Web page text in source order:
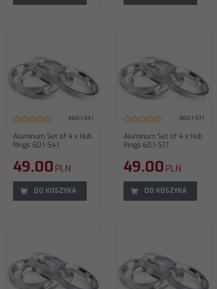
A60.1-54.1
Aluminum Set of 4 x Hub
Rings 60,1-54,1
49.00 PLN
DO KOSZYKA
A60.1-57.1
Aluminum Set of 4 x Hub
Rings 60,1-57,1
49.00 PLN
DO KOSZYKA